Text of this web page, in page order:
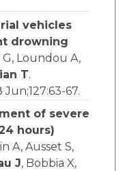
vehicles
drowning
Loundou A,
T.
Jun;127:63-67.
of severe
hours)
A, Ausset S,
J, Bobbia X,